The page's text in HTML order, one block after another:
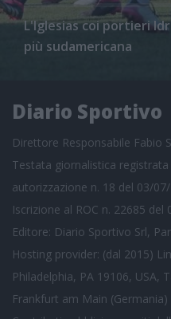
L'Iglesias coi portieri
più sudamericana
Diario Sportivo
Direttore Responsabile Fabio
Testata giornalistica
autorizzazione n. 18 del 03/
Iscrizione al ROC n. 22685 del
Editore: Diario Sportivo Srl,
Hosting provider: (dal 2015)
Philadelphia, PA 19106, USA,
Frankfurt am Main (Germania)